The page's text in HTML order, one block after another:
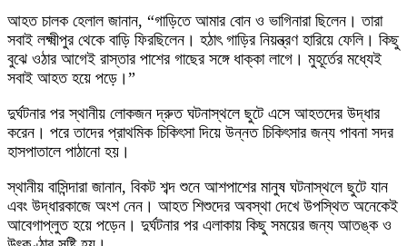
আহত চালক হেলাল জানান, “গাড়িতে আমার বোন ও ভাগিনারা ছিলেন। তারা
সবাই লক্ষ্মীপুর থেকে বাড়ি ফিরছিলেন। হঠাৎ গাড়ির নিয়ন্ত্রণ হারিয়ে ফেলি। কিছু
বুঝে ওঠার আগেই রাস্তার পাশের গাছের সঙ্গে ধাক্কা লাগে। মুহূর্তের মধ্যেই
সবাই আহত হয়ে পড়ে।”
দুর্ঘটনার পর স্থানীয় লোকজন দ্রুত ঘটনাস্থলে ছুটে এসে আহতদের উদ্ধার
করেন। পরে তাদের প্রাথমিক চিকিৎসা দিয়ে উন্নত চিকিৎসার জন্য পাবনা সদর
হাসপাতালে পাঠানো হয়।
স্থানীয় বাসিন্দারা জানান, বিকট শব্দ শুনে আশপাশের মানুষ ঘটনাস্থলে ছুটে যান
এবং উদ্ধারকাজে অংশ নেন। আহত শিশুদের অবস্থা দেখে উপস্থিত অনেকেই
আবেগাপ্লুত হয়ে পড়েন। দুর্ঘটনার পর এলাকায় কিছু সময়ের জন্য আতঙ্ক ও